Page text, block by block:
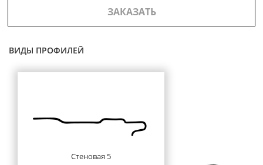
ЗАКАЗАТЬ
ВИДЫ ПРОФИЛЕЙ
Стеновая 5